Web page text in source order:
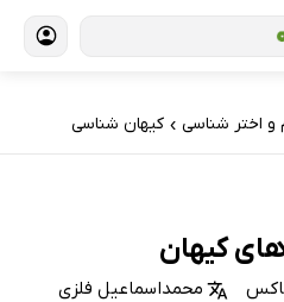
و اختر شناسی › کیهان شناسی
کیهان
محمداسماعیل فلزی